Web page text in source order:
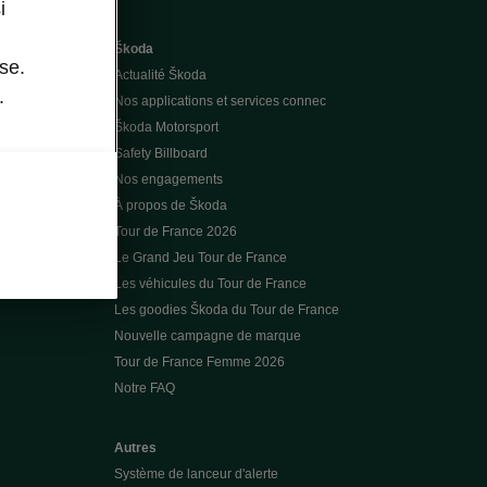
Škoda
Actualité Škoda
Nos applications et services connec
Škoda Motorsport
Safety Billboard
Nos engagements
À propos de Škoda
Tour de France 2026
Le Grand Jeu Tour de France
Les véhicules du Tour de France
Les goodies Škoda du Tour de France
Nouvelle campagne de marque
Tour de France Femme 2026
Notre FAQ
Autres
Système de lanceur d'alerte